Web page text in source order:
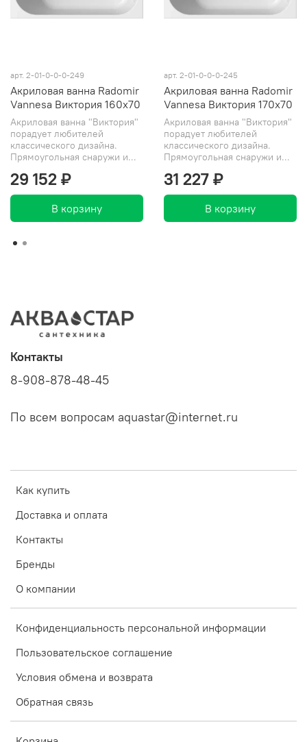
арт. 2-01-0-0-0-249
Акриловая ванна Radomir
Vannesa Виктория 160х70
Акриловая ванна "Виктория"
порадует любителей
классического дизайна.
Прямоугольная снаружи и...
29 152 ₽
В корзину
арт. 2-01-0-0-0-245
Акриловая ванна Radomir
Vannesa Виктория 170х70
Акриловая ванна "Виктория"
порадует любителей
классического дизайна.
Прямоугольная снаружи и...
31 227 ₽
В корзину
Как купить
Доставка и оплата
Контакты
Бренды
О компании
Конфиденциальность персональной информации
Пользовательское соглашение
Условия обмена и возврата
Обратная связь
Контакты
8-908-878-48-45
По всем вопросам aquastar@internet.ru